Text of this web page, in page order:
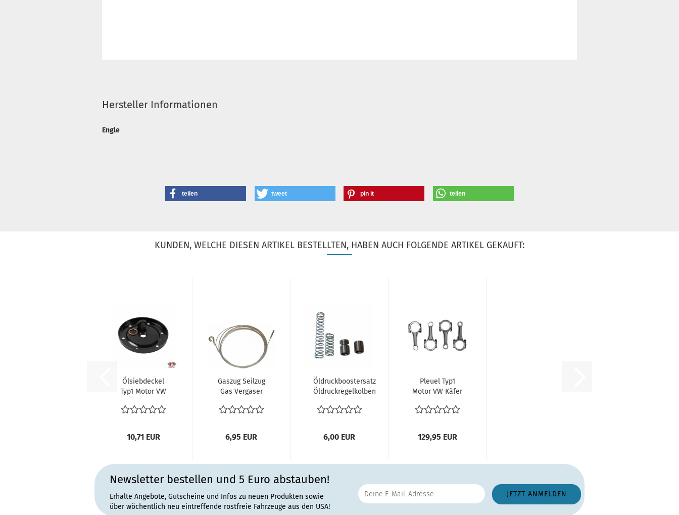
Hersteller Informationen
Engle
teilen tweet pin it teilen
KUNDEN, WELCHE DIESEN ARTIKEL BESTELLTEN, HABEN AUCH FOLGENDE ARTIKEL GEKAUFT:
Ölsiebdeckel
Typ1 Motor VW
Karmann Ghia...
10,71 EUR
Gaszug Seilzug
Gas Vergaser
10.64 vergl....
6,95 EUR
Öldruckboostersatz
Öldruckregelkolben
6,00 EUR
Pleuel Typ1
Motor VW Käfer
Karmann Ghia...
129,95 EUR
Newsletter bestellen und 5 Euro abstauben!
Erhalte Angebote, Gutscheine und Infos zu neuen Produkten sowie
über wöchentlich neu eintreffende rostfreie Fahrzeuge aus den USA!